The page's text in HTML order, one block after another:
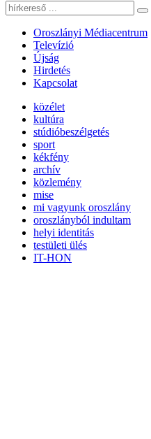
Oroszlányi Médiacentrum
Televízió
Újság
Hirdetés
Kapcsolat
közélet
kultúra
stúdióbeszélgetés
sport
kékfény
archív
közlemény
mise
mi vagyunk oroszlány
oroszlányból indultam
helyi identitás
testületi ülés
IT-HON